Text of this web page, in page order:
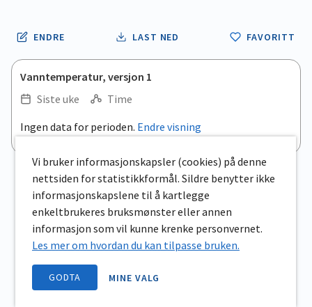
ENDRE LAST NED FAVORITT
Vanntemperatur, versjon 1
Siste uke
Time
Ingen data for perioden. Endre visning
Vi bruker informasjonskapsler (cookies) på denne
nettsiden for statistikkformål. Sildre benytter ikke
informasjonskapslene til å kartlegge
enkeltbrukeres bruksmønster eller annen
informasjon som vil kunne krenke personvernet.
Les mer om hvordan du kan tilpasse bruken.
GODTA MINE VALG